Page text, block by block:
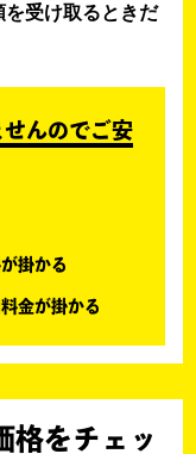
受け取るときだ
んのでご安
掛かる
金が掛かる
格をチェッ